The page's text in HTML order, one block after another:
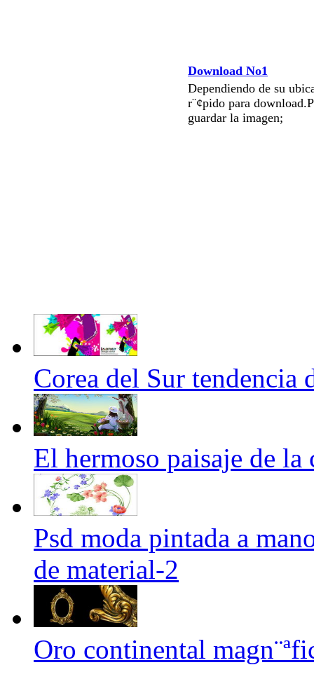
Download No1
Dependiendo de su
r¨¢pido para
guardar la imagen;
Corea del Sur tendencia
El hermoso paisaje de la
Psd moda pintada a
de material-2
Oro continental